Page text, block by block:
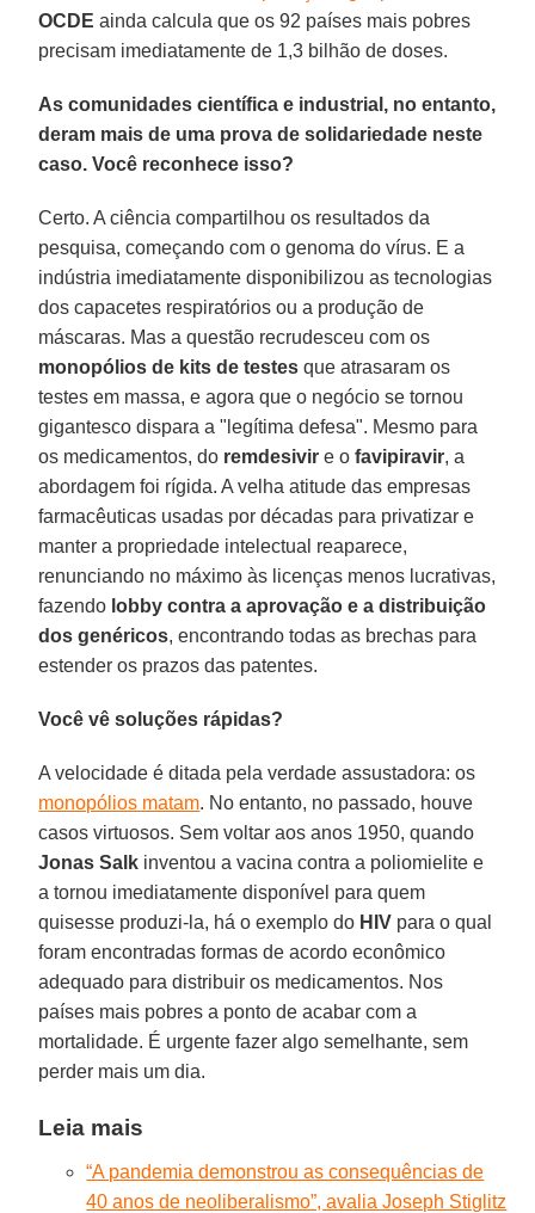
OCDE ainda calcula que os 92 países mais pobres
precisam imediatamente de 1,3 bilhão de doses.
As comunidades científica e industrial, no entanto,
deram mais de uma prova de solidariedade neste
caso. Você reconhece isso?
Certo. A ciência compartilhou os resultados da
pesquisa, começando com o genoma do vírus. E a
indústria imediatamente disponibilizou as tecnologias
dos capacetes respiratórios ou a produção de
máscaras. Mas a questão recrudesceu com os
monopólios de kits de testes que atrasaram os
testes em massa, e agora que o negócio se tornou
gigantesco dispara a "legítima defesa". Mesmo para
os medicamentos, do remdesivir e ofavipiravir, a
abordagem foi rígida. A velha atitude das empresas
farmacêuticas usadas por décadas para privatizar e
manter a propriedade intelectual reaparece,
renunciando no máximo às licenças menos lucrativas,
fazendo lobby contra a aprovação e a distribuição
dos genéricos, encontrando todas as brechas para
estender os prazos das patentes.
Você vê soluções rápidas?
A velocidade é ditada pela verdade assustadora: os
monopólios matam. No entanto, no passado, houve
casos virtuosos. Sem voltar aos anos 1950, quando
Jonas Salk inventou a vacina contra a poliomielite e
a tornou imediatamente disponível para quem
quisesse produzi-la, há o exemplo do HIV para o qual
foram encontradas formas de acordo econômico
adequado para distribuir os medicamentos. Nos
países mais pobres a ponto de acabar com a
mortalidade. É urgente fazer algo semelhante, sem
perder mais um dia.
Leia mais
“A pandemia demonstrou as consequências de
40 anos de neoliberalismo”, avalia Joseph Stiglitz